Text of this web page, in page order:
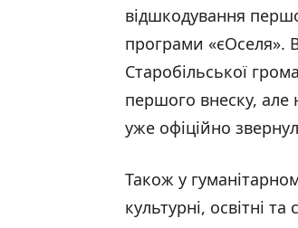
відшкодування
програми «єОселя».
Старобільської
першого внеску, але
уже офіційно
Також у
культурні, освітні